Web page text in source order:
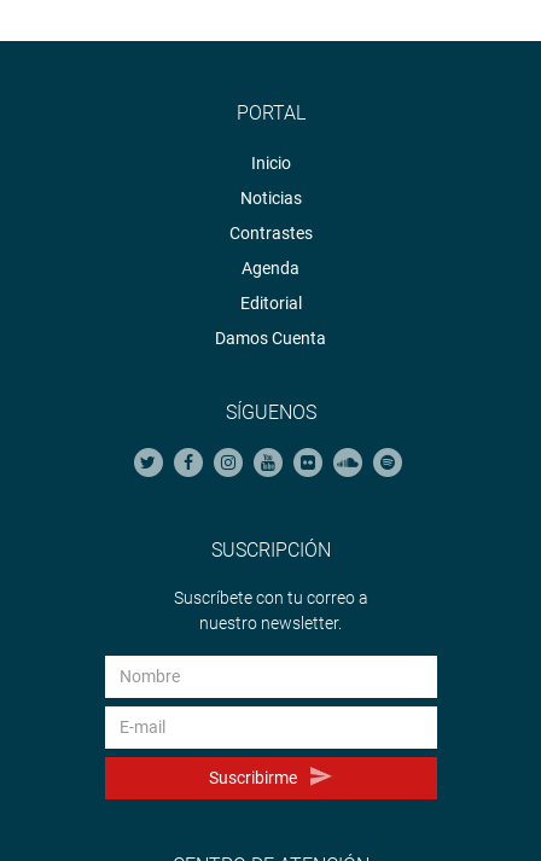
PORTAL
Inicio
Noticias
Contrastes
Agenda
Editorial
Damos Cuenta
SÍGUENOS
SUSCRIPCIÓN
Suscríbete con tu correo a
nuestro newsletter.
Suscribirme